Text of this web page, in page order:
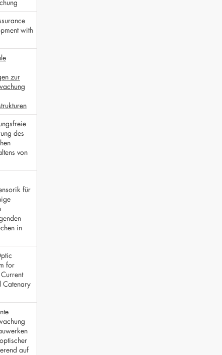
with
zur
des
von
für
in
for
Catenary
auf